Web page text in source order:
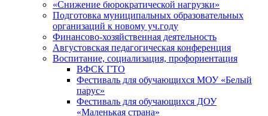
«Снижение бюрократической нагрузки»
Подготовка муниципальных образовательных
организаций к новому уч.году
Финансово-хозяйственная деятельность
Августовская педагогическая конференция
Воспитание, социализация, профориентация
ВФСК ГТО
Фестиваль для обучающихся МОУ «Белый
парус»
Фестиваль для обучающихся ДОУ
«Маленькая страна»